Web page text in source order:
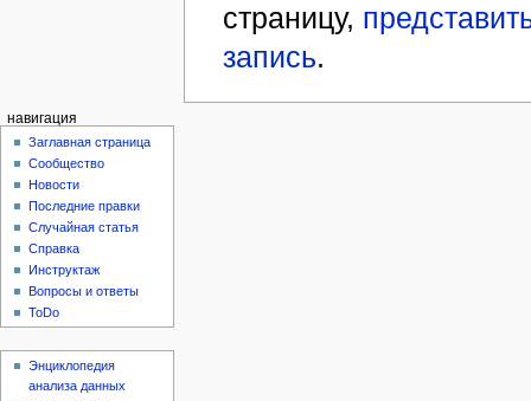
страницу,
запись.
навигация
Заглавная страница
Сообщество
Новости
Последние правки
Случайная статья
Справка
Инструктаж
Вопросы и ответы
ToDo
Энциклопедия
анализа данных